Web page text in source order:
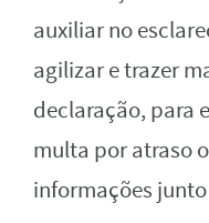
auxiliar no
agilizar e trazer
declaração, para
multa por atraso
informações